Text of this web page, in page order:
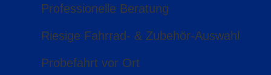
Professionelle Beratung
Riesige Fahrrad- & Zubehör-Auswahl
Probefahrt vor Ort